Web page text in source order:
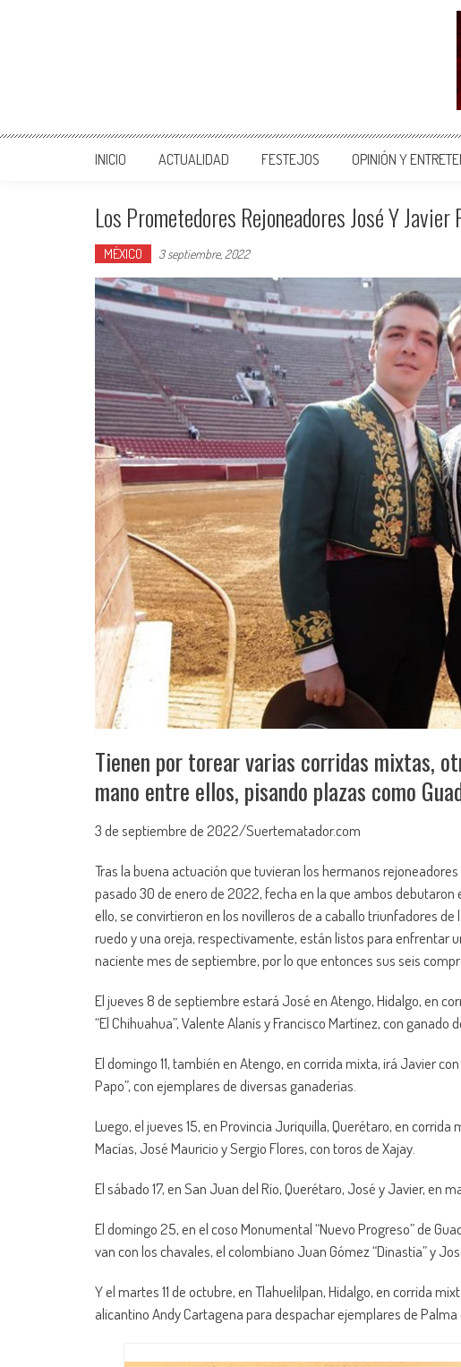
INICIO ACTUALIDAD FESTEJOS OPINIÓN Y
Los Prometedores Rejoneadores José Y
MÉXICO 3 septiembre, 2022
Tienen por torear varias corridas mixtas,
mano entre ellos, pisando plazas como
3 de septiembre de 2022/Suertematador.com
Tras la buena actuación que tuvieran los hermanos
pasado 30 de enero de 2022, fecha en la que ambos debutaron
ello, se convirtieron en los novilleros de a caballo triunfadores
ruedo y una oreja, respectivamente, están listos para enfrentar
naciente mes de septiembre, por lo que entonces sus seis
El jueves 8 de septiembre estará José en Atengo, Hidalgo, en
“El Chihuahua”, Valente Alanís y Francisco Martínez, con ganado
El domingo 11, también en Atengo, en corrida mixta, irá Javier
Papo”, con ejemplares de diversas ganaderías.
Luego, el jueves 15, en Provincia Juriquilla, Querétaro, en
Macías, José Mauricio y Sergio Flores, con toros de Xajay.
El sábado 17, en San Juan del Río, Querétaro, José y Javier, en
El domingo 25, en el coso Monumental “Nuevo Progreso” de
van con los chavales, el colombiano Juan Gómez “Dinastía” y
Y el martes 11 de octubre, en Tlahuelilpan, Hidalgo, en corrida
alicantino Andy Cartagena para despachar ejemplares de Palma